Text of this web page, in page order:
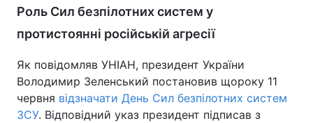
Роль Сил безпілотних систем у
протистоянні російській агресії
Як повідомляв УНІАН, президент України
Володимир Зеленський постановив щороку 11
червня відзначати День Сил безпілотних систем
ЗСУ. Відповідний указ президент підписав з